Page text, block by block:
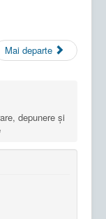
Mai departe
depunere și